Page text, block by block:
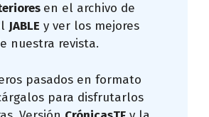
en el archivo de
JABLE y ver los mejores
nuestra revista.
pasados en formato
para disfrutarlos